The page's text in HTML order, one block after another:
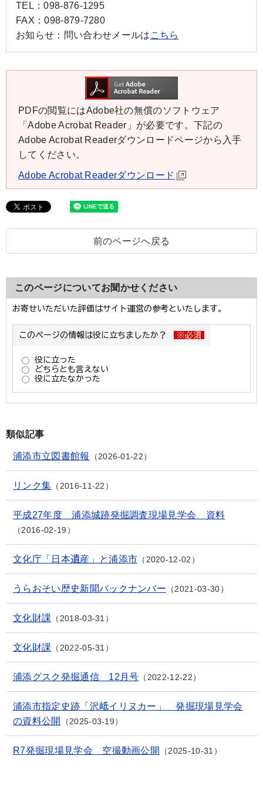
TEL：098-876-1295
FAX：098-879-7280
お知らせ： 問い合わせメールは こちら
PDFの閲覧にはAdobe社の無償のソフトウェア
「Adobe Acrobat Reader」が必要です。下記の
Adobe Acrobat Readerダウンロードページから入手
してください。
Adobe Acrobat Readerダウンロード
前のページへ戻る
このページについてお聞かせください
類似記事
浦添市立図書館報 2026-01-22
リンク集 2016-11-22
平成27年度 浦添城跡発掘調査現場見学会 資料
2016-02-19
文化庁「日本遺産」と浦添市 2020-12-02
うらおそい歴史新聞バックナンバー 2021-03-30
文化財課 2018-03-31
文化財課 2022-05-31
浦添グスク発掘通信 12月号 2022-12-22
浦添市指定史跡「沢岻イリヌカー」 発掘現場見学会
の資料公開
2025-03-19
R7発掘現場見学会 空撮動画公開 2025-10-31